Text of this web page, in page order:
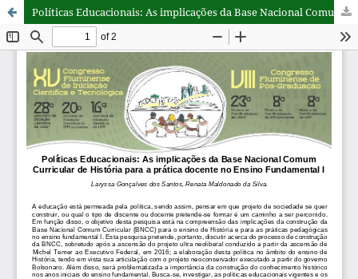
Políticas Educacionais: As implicações da Base Nacional Comum Curricular de História para a prática docente no Ensino Fundamental I